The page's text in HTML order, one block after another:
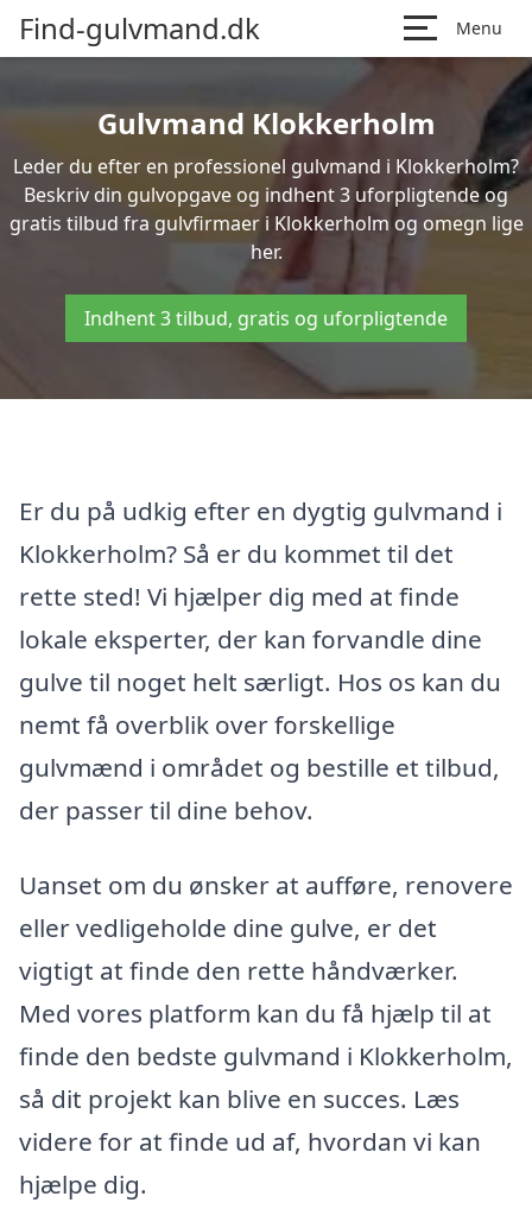
Find-gulvmand.dk Menu
Gulvmand Klokkerholm
Leder du efter en professionel gulvmand i Klokkerholm?
Beskriv din gulvopgave og indhent 3 uforpligtende og
gratis tilbud fra gulvfirmaer i Klokkerholm og omegn lige
her.
Indhent 3 tilbud, gratis og uforpligtende
Er du på udkig efter en dygtig gulvmand i
Klokkerholm? Så er du kommet til det
rette sted! Vi hjælper dig med at finde
lokale eksperter, der kan forvandle dine
gulve til noget helt særligt. Hos os kan du
nemt få overblik over forskellige
gulvmænd i området og bestille et tilbud,
der passer til dine behov.
Uanset om du ønsker at aufføre, renovere
eller vedligeholde dine gulve, er det
vigtigt at finde den rette håndværker.
Med vores platform kan du få hjælp til at
finde den bedste gulvmand i Klokkerholm,
så dit projekt kan blive en succes. Læs
videre for at finde ud af, hvordan vi kan
hjælpe dig.